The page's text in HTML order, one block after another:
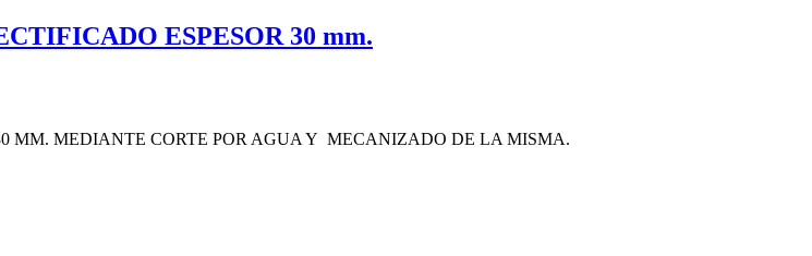
ESPESOR 30 mm.
MM. MEDIANTE CORTE POR AGUA Y MECANIZADO DE LA MISMA.